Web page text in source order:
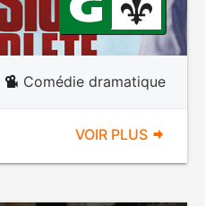
Comédie dramatique
VOIR PLUS